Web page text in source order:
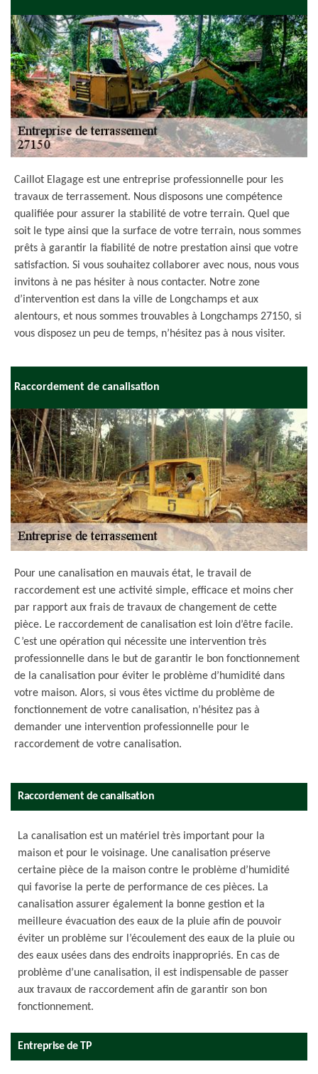
Caillot Elagage est une entreprise professionnelle pour les
travaux de terrassement. Nous disposons une compétence
qualifiée pour assurer la stabilité de votre terrain. Quel que
soit le type ainsi que la surface de votre terrain, nous sommes
prêts à garantir la fiabilité de notre prestation ainsi que votre
satisfaction. Si vous souhaitez collaborer avec nous, nous vous
invitons à ne pas hésiter à nous contacter. Notre zone
d’intervention est dans la ville de Longchamps et aux
alentours, et nous sommes trouvables à Longchamps 27150, si
vous disposez un peu de temps, n’hésitez pas à nous visiter.
Raccordement de canalisation
Pour une canalisation en mauvais état, le travail de
raccordement est une activité simple, efficace et moins cher
par rapport aux frais de travaux de changement de cette
pièce. Le raccordement de canalisation est loin d’être facile.
C’est une opération qui nécessite une intervention très
professionnelle dans le but de garantir le bon fonctionnement
de la canalisation pour éviter le problème d’humidité dans
votre maison. Alors, si vous êtes victime du problème de
fonctionnement de votre canalisation, n’hésitez pas à
demander une intervention professionnelle pour le
raccordement de votre canalisation.
Raccordement de canalisation
La canalisation est un matériel très important pour la
maison et pour le voisinage. Une canalisation préserve
certaine pièce de la maison contre le problème d’humidité
qui favorise la perte de performance de ces pièces. La
canalisation assurer également la bonne gestion et la
meilleure évacuation des eaux de la pluie afin de pouvoir
éviter un problème sur l’écoulement des eaux de la pluie ou
des eaux usées dans des endroits inappropriés. En cas de
problème d’une canalisation, il est indispensable de passer
aux travaux de raccordement afin de garantir son bon
fonctionnement.
Entreprise de TP